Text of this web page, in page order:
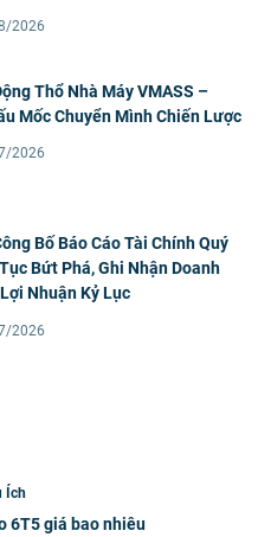
2026
Thổ Nhà Máy VMASS –
Mốc Chuyển Mình Chiến Lược
2026
Bố Báo Cáo Tài Chính Quý
Bứt Phá, Ghi Nhận Doanh
Nhuận Kỷ Lục
2026
Ích
6T5 giá bao nhiêu